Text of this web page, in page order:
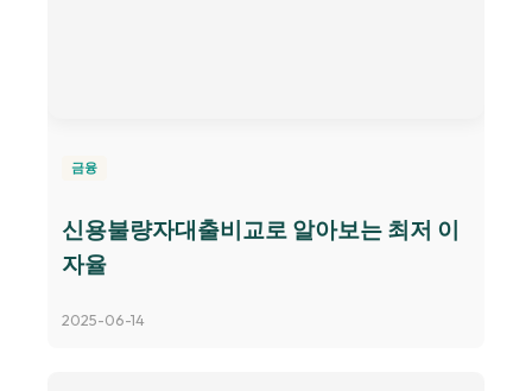
금융
신용불량자대출비교로 알아보는 최저 이
자율
2025-06-14